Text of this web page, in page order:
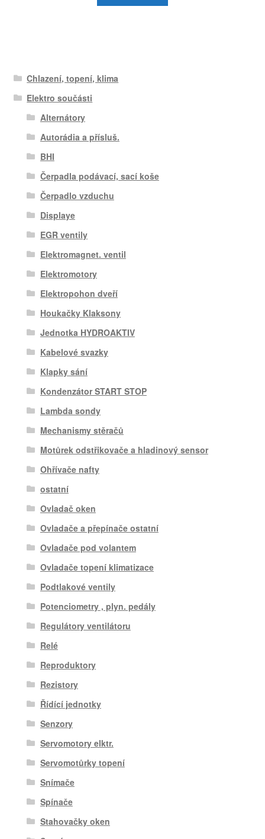
Chlazení, topení, klima
Elektro součásti
Alternátory
Autorádia a přísluš.
BHI
Čerpadla podávací, sací koše
Čerpadlo vzduchu
Displaye
EGR ventily
Elektromagnet. ventil
Elektromotory
Elektropohon dveří
Houkačky Klaksony
Jednotka HYDROAKTIV
Kabelové svazky
Klapky sání
Kondenzátor START STOP
Lambda sondy
Mechanismy stěračů
Motůrek odstřikovače a hladinový sensor
Ohřívače nafty
ostatní
Ovladač oken
Ovladače a přepínače ostatní
Ovladače pod volantem
Ovladače topení klimatizace
Podtlakové ventily
Potenciometry , plyn. pedály
Regulátory ventilátoru
Relé
Reproduktory
Rezistory
Řídící jednotky
Senzory
Servomotory elktr.
Servomotůrky topení
Snímače
Spínače
Stahovačky oken